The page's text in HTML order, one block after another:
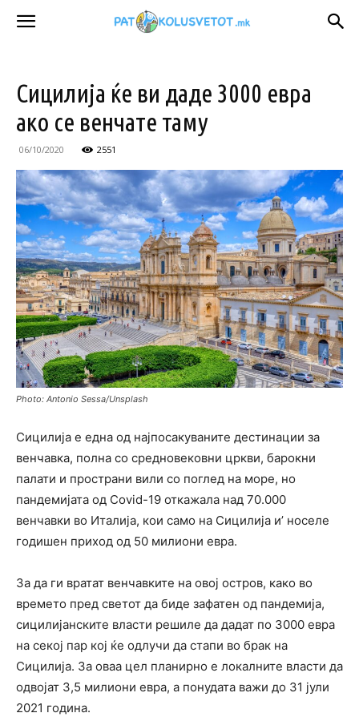
Сицилија ќе ви даде 3000 евра
ако се венчате таму
06/10/2020 2551
Photo: Antonio Sessa/Unsplash
Сицилија е една од најпосакуваните дестинации за
венчавка, полна со средновековни цркви, барокни
палати и пространи вили со поглед на море, но
пандемијата од Covid-19 откажала над 70.000
венчавки во Италија, кои само на Сицилија и’ носеле
годишен приход од 50 милиони евра.
За да ги вратат венчавките на овој остров, како во
времето пред светот да биде зафатен од пандемија,
сицилијанските власти решиле да дадат по 3000 евра
на секој пар кој ќе одлучи да стапи во брак на
Сицилија. За оваа цел планирно е локалните власти да
одвојат 3,5 милиони евра, а понудата важи до 31 јули
2021 година.